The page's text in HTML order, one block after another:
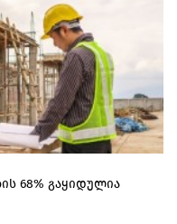
68% გაყიდულია